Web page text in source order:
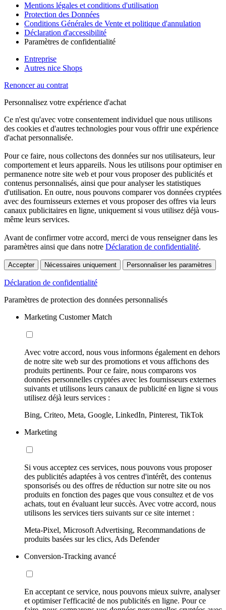
Mentions légales et conditions d'utilisation
Protection des Données
Conditions Générales de Vente et politique d'annulation
Déclaration d'accessibilité
Paramètres de confidentialité
Entreprise
Autres nice Shops
Renoncer au contrat
Personnalisez votre expérience d'achat
Ce n'est qu'avec votre consentement individuel que nous utilisons
des cookies et d'autres technologies pour vous offrir une expérience
d'achat personnalisée.
Pour ce faire, nous collectons des données sur nos utilisateurs, leur
comportement et leurs appareils. Nous les utilisons pour optimiser en
permanence notre site web et pour vous proposer des publicités et
contenus personnalisés, ainsi que pour analyser les statistiques
d'utilisation. En outre, nous pouvons comparer vos données cryptées
avec des fournisseurs externes et vous proposer des offres via leurs
canaux publicitaires en ligne, uniquement si vous utilisez déjà vous-
même leurs services.
Avant de confirmer votre accord, merci de vous renseigner dans les
paramètres ainsi que dans notre Déclaration de confidentialité.
Accepter Nécessaires uniquement Personnaliser les paramètres
Déclaration de confidentialité
Paramètres de protection des données personnalisés
Marketing Customer Match
Avec votre accord, nous vous informons également en dehors
de notre site web sur des promotions et vous affichons des
produits pertinents. Pour ce faire, nous comparons vos
données personnelles cryptées avec les fournisseurs externes
suivants et utilisons leurs canaux de publicité en ligne si vous
utilisez déjà leurs services :
Bing, Criteo, Meta, Google, LinkedIn, Pinterest, TikTok
Marketing
Si vous acceptez ces services, nous pouvons vous proposer
des publicités adaptées à vos centres d'intérêt, des contenus
sponsorisés ou des offres de réduction sur notre site ou nos
produits en fonction des pages que vous consultez et de vos
achats, tout en évaluant leur succès. Avec votre accord, nous
utilisons les services tiers suivants sur ce site internet :
Meta-Pixel, Microsoft Advertising, Recommandations de
produits basées sur les clics, Ads Defender
Conversion-Tracking avancé
En acceptant ce service, nous pouvons mieux suivre, analyser
et optimiser l'efficacité de nos publicités en ligne. Pour ce